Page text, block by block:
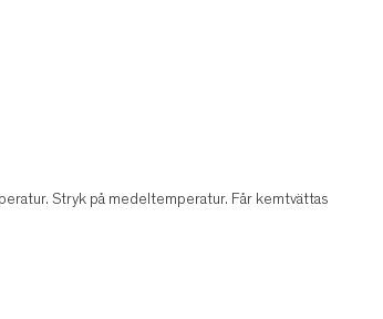
Stryk på medeltemperatur. Får kemtvättas